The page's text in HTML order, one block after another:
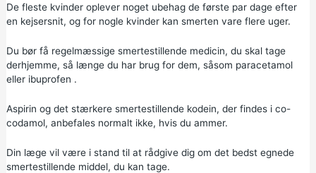
De fleste kvinder oplever noget ubehag de første par dage efter
en kejsersnit, og for nogle kvinder kan smerten vare flere uger.
Du bør få regelmæssige smertestillende medicin, du skal tage
derhjemme, så længe du har brug for dem, såsom paracetamol
eller ibuprofen .
Aspirin og det stærkere smertestillende kodein, derfindes i co-
codamol, anbefales normalt ikke, hvis du ammer.
Din læge vil være i stand til at rådgive dig om det bedst egnede
smertestillende middel, du kan tage.